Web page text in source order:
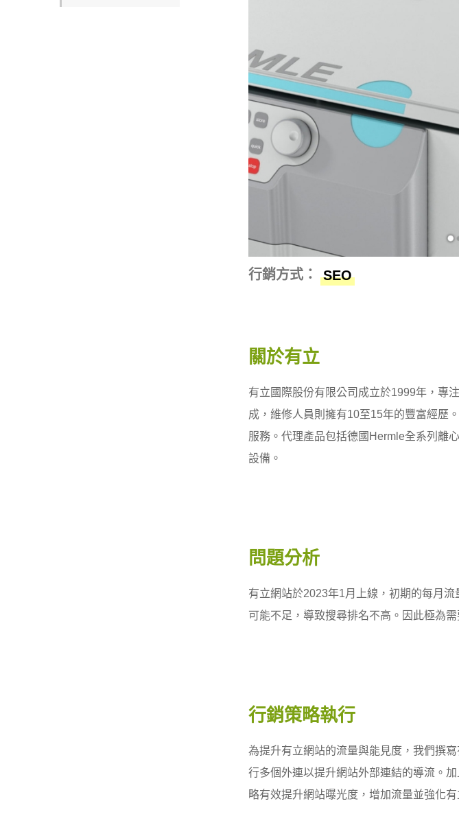
行銷方式： SEO
關於有立
有立國際股份有限公司成立於1999年，專
成，維修人員則擁有10至15年的豐富經歷
服務。代理產品包括德國Hermle全系列離
設備。
問題分析
有立網站於2023年1月上線，初期的每月
可能不足，導致搜尋排名不高。因此極為
行銷策略執行
為提升有立網站的流量與能見度，我們撰
行多個外連以提升網站外部連結的導流。
略有效提升網站曝光度，增加流量並強化有